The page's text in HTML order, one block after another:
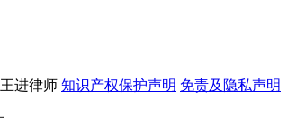
进律师 知识产权保护声明 免责及隐私声明